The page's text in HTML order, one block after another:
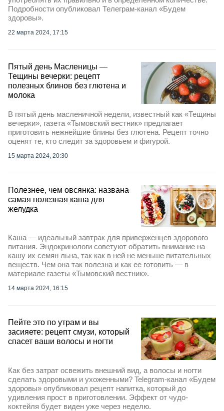
Подробности опубликовал Телеграм-канал «Будем
здоровы».
22 марта 2024, 17:15
Пятый день Масленицы —
Тещины вечерки: рецепт
полезных блинов без глютена и
молока
В пятый день масленичной недели, известный как «Тещины
вечерки», газета «Тымовский вестник» предлагает
приготовить нежнейшие блины без глютена. Рецепт точно
оценят те, кто следит за здоровьем и фигурой.
15 марта 2024, 20:30
Полезнее, чем овсянка: названа
самая полезная каша для
желудка
Каша — идеальный завтрак для приверженцев здорового
питания. Эндокринологи советуют обратить внимание на
кашу их семян льна, так как в ней не меньше питательных
веществ. Чем она так полезна и как ее готовить — в
материале газеты «Тымовский вестник».
14 марта 2024, 16:15
Пейте это по утрам и вы
засияете: рецепт смузи, который
спасет ваши волосы и ногти
Как без затрат освежить внешний вид, а волосы и ногти
сделать здоровыми и ухоженными? Telegram-канал «Будем
здоровы» опубликовал рецепт напитка, который до
удивления прост в приготовлении. Эффект от чудо-
коктейля будет виден уже через неделю.